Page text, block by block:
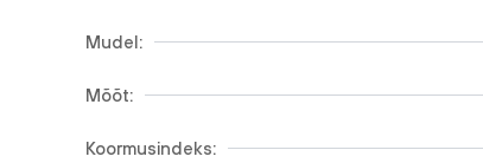
Mudel:
Mõõt:
Koormusindeks: